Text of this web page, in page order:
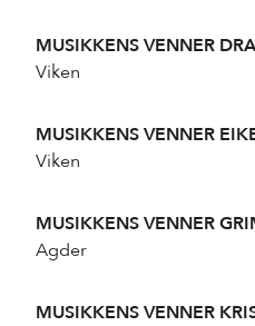
Om klassisk
arena:klassisk
Kontakt
E-post:
Telefon:920 15 000
MUSIKKENS VENNER
Viken
MUSIKKENS VENNER
Viken
MUSIKKENS VENNER
Agder
MUSIKKENS VENNER